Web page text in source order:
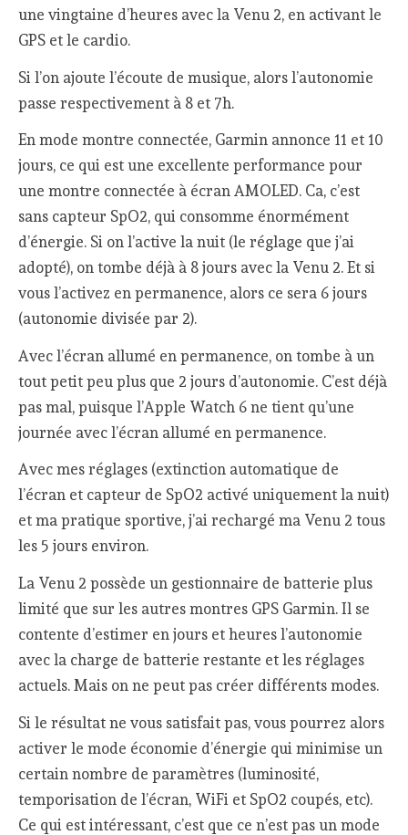
une vingtaine d’heures avec la Venu 2, en activant le
GPS et le cardio.
Si l’on ajoute l’écoute de musique, alors l’autonomie
passe respectivement à 8 et 7h.
En mode montre connectée, Garmin annonce 11 et 10
jours, ce qui est une excellente performance pour
une montre connectée à écran AMOLED. Ca, c’est
sans capteur SpO2, qui consomme énormément
d’énergie. Si on l’active la nuit (le réglage que j’ai
adopté), on tombe déjà à 8 jours avec la Venu 2. Et si
vous l’activez en permanence, alors ce sera 6 jours
(autonomie divisée par 2).
Avec l’écran allumé en permanence, on tombe à un
tout petit peu plus que 2 jours d’autonomie. C’est déjà
pas mal, puisque l’Apple Watch 6 ne tient qu’une
journée avec l’écran allumé en permanence.
Avec mes réglages (extinction automatique de
l’écran et capteur de SpO2 activé uniquement la nuit)
et ma pratique sportive, j’ai rechargé ma Venu 2 tous
les 5 jours environ.
La Venu 2 possède un gestionnaire de batterie plus
limité que sur les autres montres GPS Garmin. Il se
contente d’estimer en jours et heures l’autonomie
avec la charge de batterie restante et les réglages
actuels. Mais on ne peut pas créer différents modes.
Si le résultat ne vous satisfait pas, vous pourrez alors
activer le mode économie d’énergie qui minimise un
certain nombre de paramètres (luminosité,
temporisation de l’écran, WiFi et SpO2 coupés, etc).
Ce qui est intéressant, c’est que ce n’est pas un mode